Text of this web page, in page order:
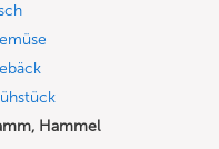
Hammel